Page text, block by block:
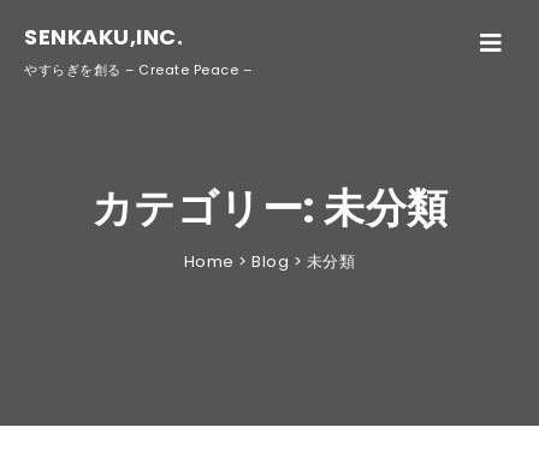
SENKAKU,INC.
やすらぎを創る – Create Peace –
Toggle
カテゴリー:未分類
Home >Blog > 未分類